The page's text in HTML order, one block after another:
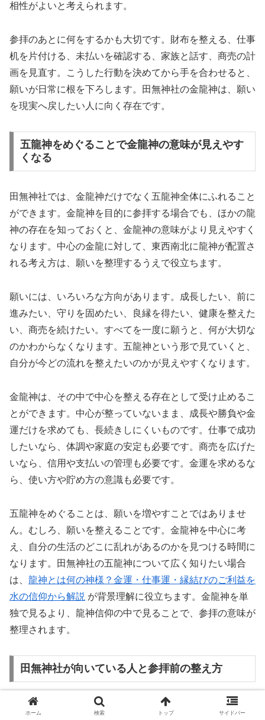
相性がよいと考えられます。
参拝のあとに何をするかも大切です。財布を整える、仕事
机を片付ける、未払いを確認する、家族と話す、商売の計
画を見直す。こうした行動を決めてから手を合わせると、
願いが日常に根を下ろします。田無神社の金龍神は、願い
を現実へ戻したい人に向く存在です。
五龍神をめぐることで金龍神の意味が見えやす
くなる
田無神社では、金龍神だけでなく五龍神全体にふれること
ができます。金龍神を目的に参拝する場合でも、ほかの龍
神の存在を知っておくと、金龍神の意味がより見えやすく
なります。中心の金龍に対して、東西南北に龍神が配置さ
れる考え方は、願いを整理するうえで役立ちます。
願いには、いろいろな方向があります。成長したい、前に
進みたい、守りを固めたい、良縁を得たい、健康を整えた
い、商売を続けたい。すべてを一度に願うと、何が大切な
のかわからなくなります。五龍神という形で見ていくと、
自分が今どの流れを整えたいのかが見えやすくなります。
金龍神は、その中で中心を整える存在として受け止めるこ
とができます。中心が整っていないまま、成長や勝負や金
運だけを求めても、長続きしにくいものです。仕事で成功
したいなら、体調や家庭の安定も必要です。商売を広げた
いなら、信用や支払いの管理も必要です。金運を求めるな
ら、使い方や貯め方の意識も必要です。
五龍神をめぐることは、願いを増やすことではありませ
ん。むしろ、願いを整えることです。金龍神を中心に考
え、自分の生活のどこに乱れがあるのかを見つける時間に
なります。田無神社の五龍神について広く知りたい場合
は、 龍神とは何の神様？金運・仕事運・縁結びのご利益を
水の信仰から解説 が背景理解に役立ちます。金龍神を単
独で見るより、龍神信仰の中で見ることで、参拝の意味が
整理されます。
田無神社が向いている人と参拝前の整え方
田無神社は、東京で金龍神に手を合わせたい人、五龍神を
ホーム 検索 トップ サイドバー